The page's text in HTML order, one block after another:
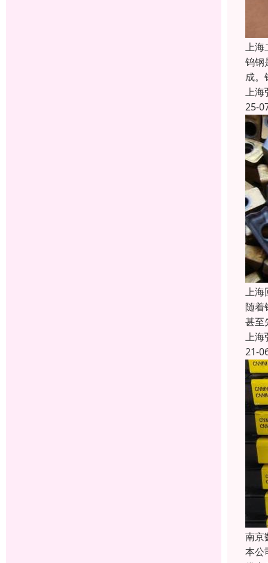
上海
钨钢
成。
上海
25-
上海
随着
甚至
上海
21-
南京
本公